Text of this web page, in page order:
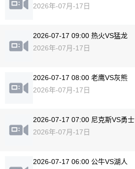
2026年-07月-17日
2026-07-17 09:00 热火VS猛龙
2026年-07月-17日
2026-07-17 08:00 老鹰VS灰熊
2026年-07月-17日
2026-07-17 07:00 尼克斯VS勇士
2026年-07月-17日
2026-07-17 06:00 公牛VS湖人